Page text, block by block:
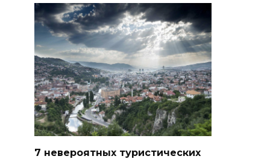
7 невероятных туристических